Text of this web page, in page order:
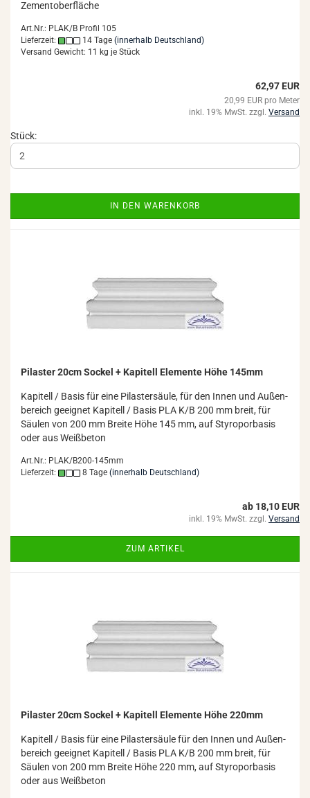
Ze­ment­ober­flä­che
Art.Nr.: PLAK/B Profil 105
Lieferzeit:
14 Tage (innerhalb Deutschland)
Versand Gewicht: 11 kg je Stück
62,97 EUR
20,99 EUR pro Meter
inkl. 19% MwSt. zzgl. Versand
Stück:
IN DEN WARENKORB
Pi­las­ter 20cm So­ckel + Ka­pi­tell Ele­men­te Höhe 145mm
Ka­pi­tell / Basis für eine Pi­las­ter­säu­le, für den Innen und Au­ßen­
be­reich ge­eig­net Ka­pi­tell / Basis PLA K/B 200 mm breit, für
Säu­len von 200 mm Brei­te Höhe 145 mm, auf Sty­ro­por­ba­sis
oder aus Weiß­be­ton
Art.Nr.: PLAK/B200-145mm
Lieferzeit:
8 Tage (innerhalb Deutschland)
ab 18,10 EUR
inkl. 19% MwSt. zzgl. Versand
ZUM ARTIKEL
Pi­las­ter 20cm So­ckel + Ka­pi­tell Ele­men­te Höhe 220mm
Ka­pi­tell / Basis für eine Pi­las­ter­säu­le für den Innen und Au­ßen­
be­reich ge­eig­net Ka­pi­tell / Basis PLA K/B 200 mm breit, für
Säu­len von 200 mm Brei­te Höhe 220 mm, auf Sty­ro­por­ba­sis
oder aus Weiß­be­ton